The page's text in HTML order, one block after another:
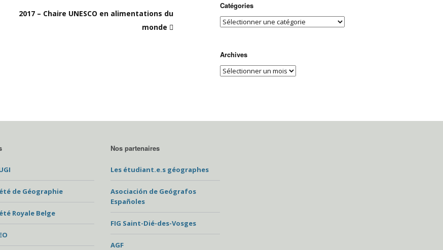
2017 – Chaire UNESCO en alimentations du
monde
Catégories
Archives
de Géographie
Royale Belge
Nos partenaires
Les étudiant.e.s géographes
Asociación de Geógrafos
Españoles
FIG Saint-Dié-des-Vosges
AGF